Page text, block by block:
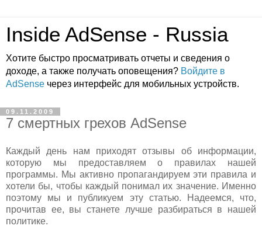
Inside AdSense - Russia
Хотите быстро просматривать отчеты и сведения о
доходе, а также получать оповещения? Войдите в
AdSense через интерфейс для мобильных устройств.
09.11.2009
7 смертных грехов AdSense
Каждый день нам приходят отзывы об информации,
которую мы предоставляем о правилах нашей
программы. Мы активно пропагандируем эти правила и
хотели бы, чтобы каждый понимал их значение. Именно
поэтому мы и публикуем эту статью. Надеемся, что,
прочитав ее, вы станете лучше разбираться в нашей
политике.